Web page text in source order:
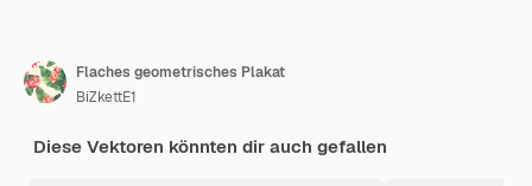
Flaches geometrisches Plakat
BiZkettE1
Diese Vektoren könnten dir auch gefallen